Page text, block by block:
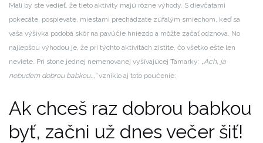
Mali by ste vedieť, že tieto aktivity majú rôzne výhody. S dievčatami
pokecáte, pospievate, miestami prechádzate zúfalým smiechom, keď sa
vaša výšivka podobá skôr na pavúčie hniezdo a môžte začať odznova. No
najlepšou výhodou je, že pri týchto aktivitách zistíte, čo všetko ešte len
neviete. Pri stone jednej nemenovanej vyšívajúcej Tamarky:
„Ach, ja
nebudem dobrou babkou…,“vzniklo aj toto poučenie:
Ak chceš raz dobrou babkou
byť, začni už dnes večer šiť!